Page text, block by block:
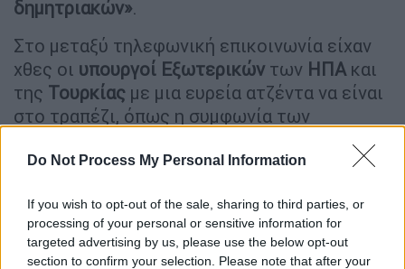
Do Not Process My Personal Information
If you wish to opt-out of the sale, sharing to third parties, or
processing of your personal or sensitive information for
targeted advertising by us, please use the below opt-out
section to confirm your selection. Please note that after your
δημητριακών».
Στο μεταξύ τηλεφωνική επικοινωνία είχαν
χθες οι υπουργοί Εξωτερικών των ΗΠΑ και
της Τουρκίας με μια ευρεία ατζέντα να είναι
στο τραπέζι, όπως η συμφωνία των
ΦινλανδίαςστοΝΑΤΟκ.α. Μάλιστα
πλευρά έθεσε και το θέμα των F-16, καθώς
επιθυμεί διακαώς να … ξεπαγώσουν οι
σχετικές συζητήσεις.